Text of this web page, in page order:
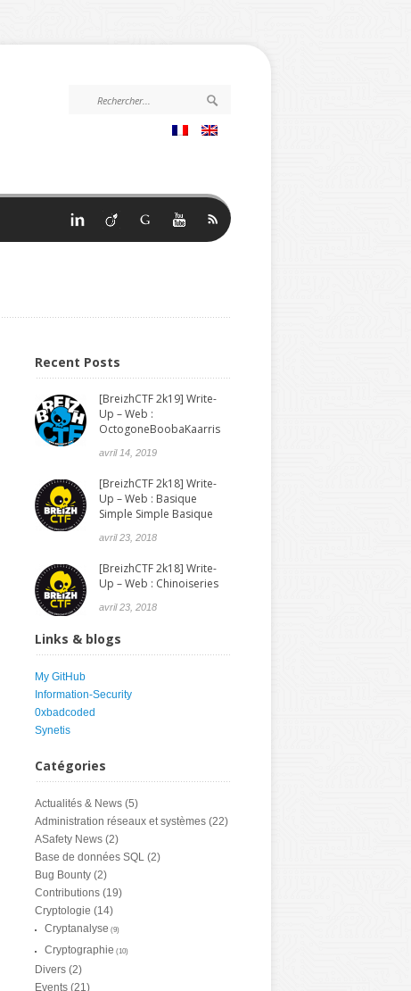
Recent Posts
[BreizhCTF 2k19] Write-
Up – Web :
OctogoneBoobaKaarris
avril 14, 2019
[BreizhCTF 2k18] Write-
Up – Web : Basique
Simple Simple Basique
avril 23, 2018
[BreizhCTF 2k18] Write-
Up – Web : Chinoiseries
avril 23, 2018
Links & blogs
My GitHub
Information-Security
0xbadcoded
Synetis
Catégories
Actualités & News (5)
Administration réseaux et systèmes (22)
ASafety News (2)
Base de données SQL (2)
Bug Bounty (2)
Contributions (19)
Cryptologie (14)
Cryptanalyse (9)
Cryptographie (10)
Divers (2)
Events (21)